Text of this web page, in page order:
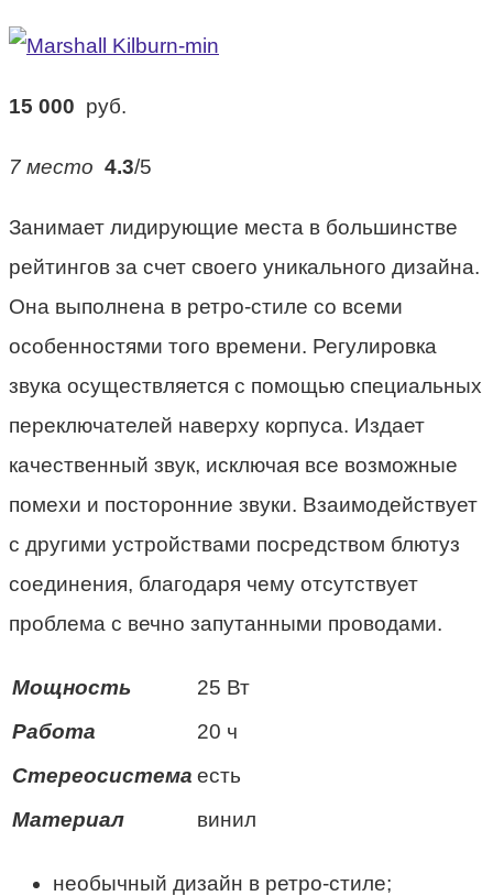
15 000 руб.
7 место 4.3/5
Занимает лидирующие места в большинстве
рейтингов за счет своего уникального дизайна.
Она выполнена в ретро-стиле со всеми
особенностями того времени. Регулировка
звука осуществляется с помощью специальных
переключателей наверху корпуса. Издает
качественный звук, исключая все возможные
помехи и посторонние звуки. Взаимодействует
с другими устройствами посредством блютуз
соединения, благодаря чему отсутствует
проблема с вечно запутанными проводами.
Мощность
25 Вт
Работа
20 ч
Стереосистема есть
Материал
винил
необычный дизайн в ретро-стиле;